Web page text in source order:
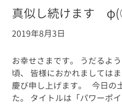
真似し続けます
2019年8月3日
お幸せさまです。 うだるよ
頃、 皆様におかれましては
慶び申し上げます。 今日の
た。 タイトルは「パワーポ